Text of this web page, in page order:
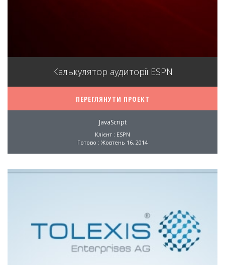
Калькулятор аудиторії ESPN
ПЕРЕГЛЯНУТИ ПРОЕКТ
JavaScript
Клієнт : ESPN
Готово : Жовтень 16, 2014